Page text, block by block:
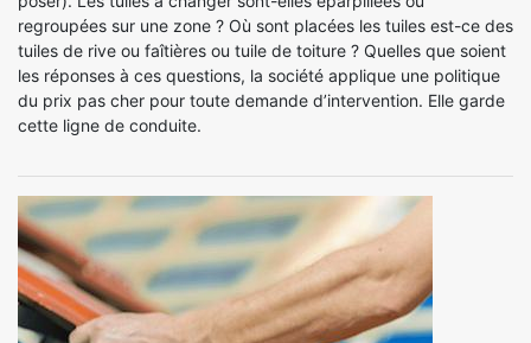
regroupées sur une zone ? Où sont placées les tuiles est-ce des
tuiles de rive ou faîtières ou tuile de toiture ? Quelles que soient
les réponses à ces questions, la société applique une politique
du prix pas cher pour toute demande d’intervention. Elle garde
cette ligne de conduite.